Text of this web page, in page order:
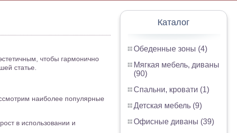
Каталог
Обеденные зоны (4)
Мягкая мебель, диваны
(90)
Спальни, кровати (1)
Детская мебель (9)
Офисные диваны (39)
чтобы гармонично
статье.
наиболее популярные
в использовании и